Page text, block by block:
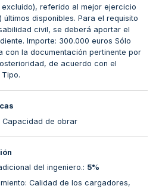
excluido), referido al mejor ejercicio
últimos disponibles. Para el requisito
civil, se deberá aportar el
Importe: 300.000 euros Sólo
con la documentación pertinente por
de acuerdo con el
Tipo.
de obrar
del ingeniero.: 5%
Calidad de los cargadores,